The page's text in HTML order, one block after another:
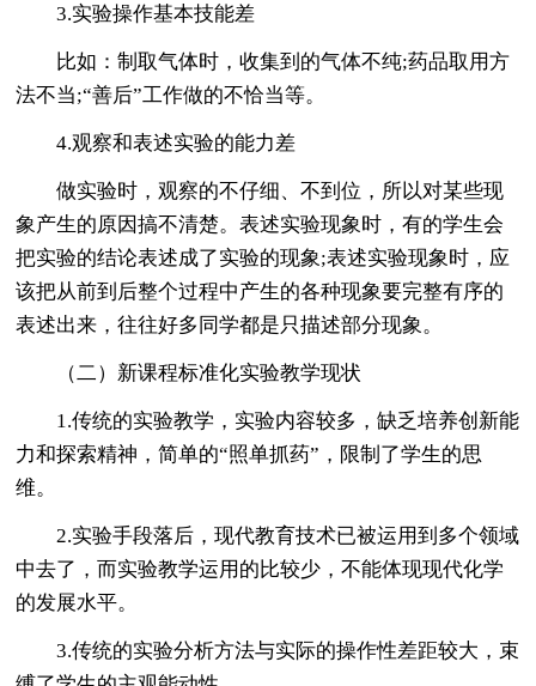
3.实验操作基本技能差
比如：制取气体时，收集到的气体不纯;药品取用方
法不当;“善后”工作做的不恰当等。
4.观察和表述实验的能力差
做实验时，观察的不仔细、不到位，所以对某些现
象产生的原因搞不清楚。表述实验现象时，有的学生会
把实验的结论表述成了实验的现象;表述实验现象时，应
该把从前到后整个过程中产生的各种现象要完整有序的
表述出来，往往好多同学都是只描述部分现象。
（二）新课程标准化实验教学现状
1.传统的实验教学，实验内容较多，缺乏培养创新能
力和探索精神，简单的“照单抓药”，限制了学生的思
维。
2.实验手段落后，现代教育技术已被运用到多个领域
中去了，而实验教学运用的比较少，不能体现现代化学
的发展水平。
3.传统的实验分析方法与实际的操作性差距较大，束